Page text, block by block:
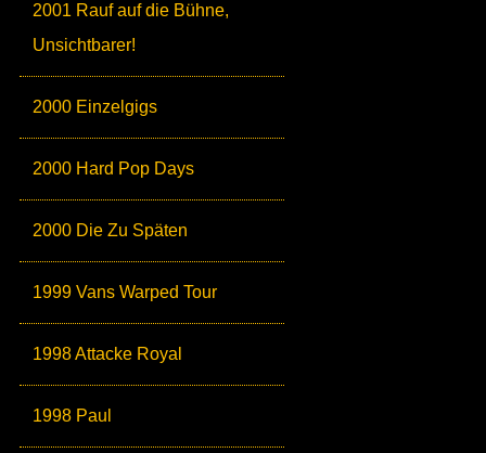
2001 Rauf auf die Bühne,
Unsichtbarer!
2000 Einzelgigs
2000 Hard Pop Days
2000 Die Zu Späten
1999 Vans Warped Tour
1998 Attacke Royal
1998 Paul